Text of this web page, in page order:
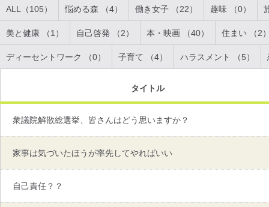
ALL（105） 悩める森 （4） 働き女子 （22） 趣味 （0）
美と健康 （1） 自己啓発 （2） 本・映画 （40） 住まい （2
ディーセントワーク （0） 子育て （4） ハラスメント （5）
タイトル
衆議院解散総選挙、皆さんはどう思いますか？
家事は気づいたほうが率先してやればいい
自己責任？？